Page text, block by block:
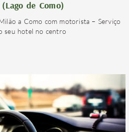
de Como)
a Como com motorista – Serviço
seu hotel no centro